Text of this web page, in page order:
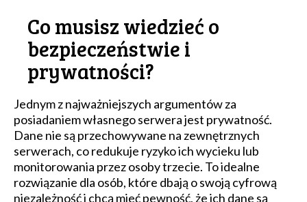
Co musisz wiedzieć o
bezpieczeństwie i
prywatności?
Jednym z najważniejszych argumentów za
posiadaniem własnego serwera jest prywatność.
Dane nie są przechowywane na zewnętrznych
serwerach, co redukuje ryzyko ich wycieku lub
monitorowania przez osoby trzecie. To idealne
rozwiązanie dla osób, które dbają o swoją cyfrową
niezależność i chcą mieć pewność, że ich dane są